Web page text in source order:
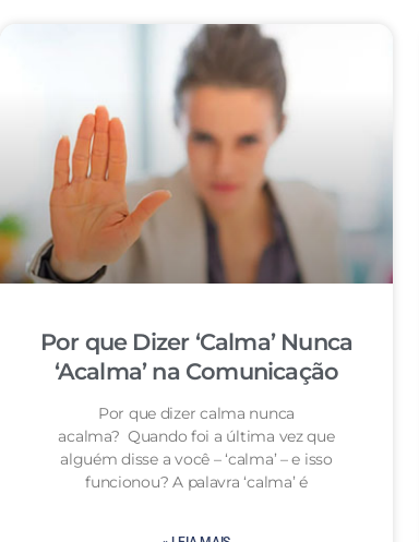
Por que Dizer ‘Calma’ Nunca
‘Acalma’ na Comunicação
Por que dizer calma nunca
acalma? Quando foi a última vez que
alguém disse a você – ‘calma’ – e isso
funcionou? A palavra ‘calma’ é